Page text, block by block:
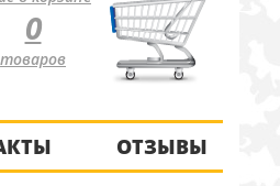
0
товаров
ОТЗЫВЫ